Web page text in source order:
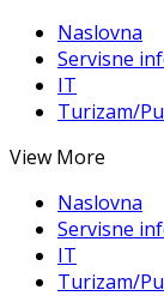
Naslovna
Servisne
IT
Turizam/
View More
Naslovna
Servisne
IT
Turizam/